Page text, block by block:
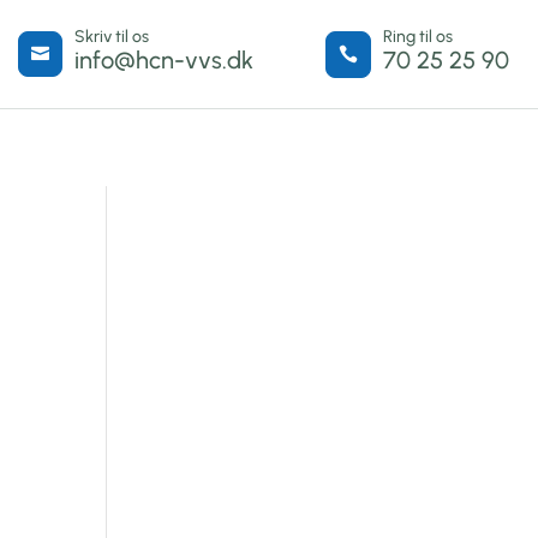

Skriv til os
info@hcn-vvs.dk 
Ring til os
70 25 25 90